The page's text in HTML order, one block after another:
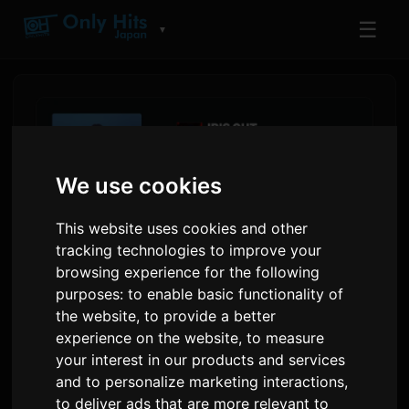
We use cookies
This website uses cookies and other
tracking technologies to improve your
browsing experience for the following
purposes:to enable basic functionality of
the website,to provide a better
experience on the website,to measure
your interest in our products and services
and to personalize marketing interactions,
to deliver ads that are more relevant to
▼ ☰
As listas de Amazon Music
mostran que Kenshi Yonezu
e King Gnu lideran as